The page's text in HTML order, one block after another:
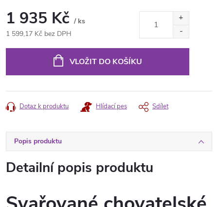
1 935 Kč / ks
1 599,17 Kč bez DPH
VLOŽIT DO KOŠÍKU
Dotaz k produktu Hlídací pes Sdílet
Popis produktu
Detailní popis produktu